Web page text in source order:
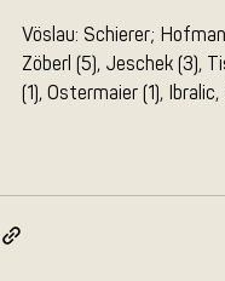
Vöslau: Schierer;
Zöberl (5), Jeschek (3),
(1), Ostermaier (1), Ibralic,